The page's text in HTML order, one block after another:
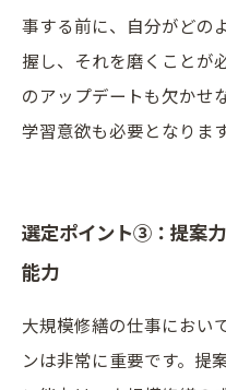
事する前に、自分がどの
握し、それを磨くことが
のアップデートも欠かせ
学習意欲も必要となります
選定ポイント③：提案
能力
大規模修繕の仕事におい
ンは非常に重要です。提